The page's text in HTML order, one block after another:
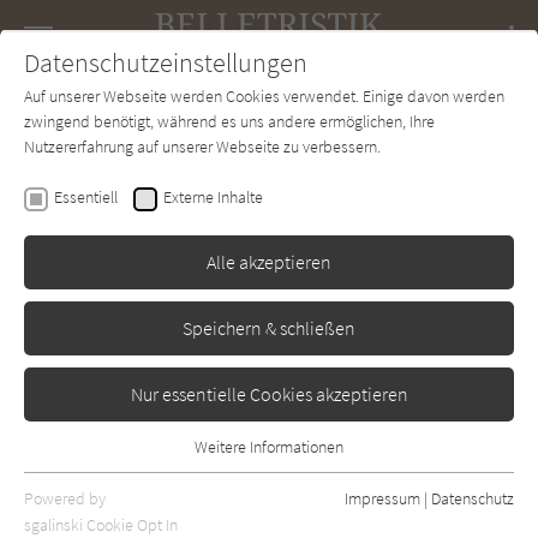
SUCHE Forum Charts Newsletter
Interview
05 | 2025 - Johanna Swanberg
Johanna Swanberg, geboren 1974, ist Journalistin,
Datenschutzeinstellungen
Auf unserer Webseite werden Cookies verwendet. Einige davon werden
zwingend benötigt, während es uns andere ermöglichen, Ihre
Nutzererfahrung auf unserer Webseite zu verbessern.
Essentiell Externe Inhalte
Alle akzeptieren
Speichern & schließen
Nur essentielle Cookies akzeptieren
Essentielle Cookies werden für grundlegende Funktionen der
Webseite benötigt. Dadurch ist gewährleistet, dass die Webseite
Weitere Informationen
Powered by
sgalinski Cookie Opt In
Impressum | Datenschutz